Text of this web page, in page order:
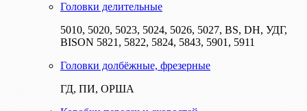
Головки делительные
5010, 5020, 5023, 5024, 5026, 5027, BS, DH, УДГ,
BISON 5821, 5822, 5824, 5843, 5901, 5911
Головки долбёжные, фрезерные
ГД, ПИ, ОРША